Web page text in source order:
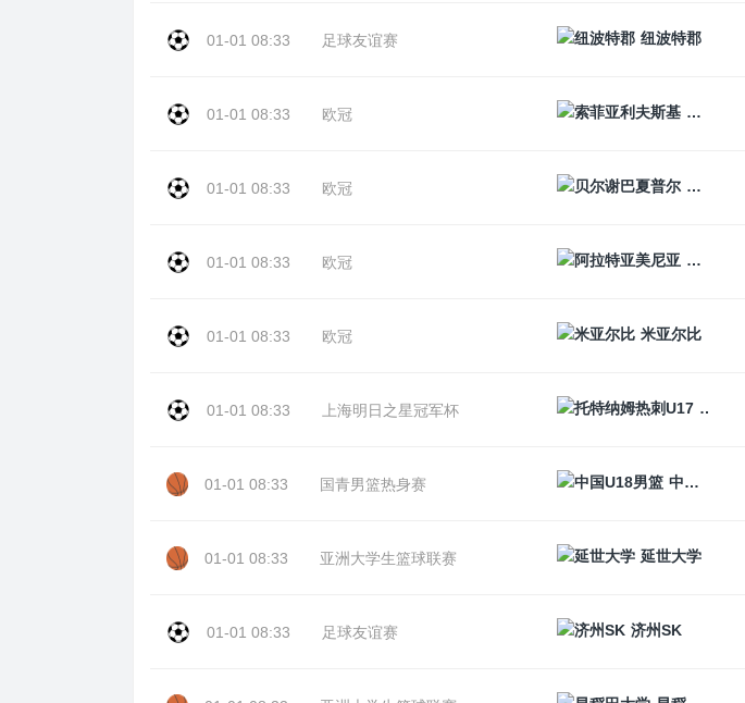
01-01 08:33 足球友谊赛 纽波特郡
01-01 08:33 欧冠 索菲亚
01-01 08:33 欧冠 贝尔谢
01-01 08:33 欧冠 阿拉特
01-01 08:33 欧冠 米亚尔比
01-01 08:33 上海明日之星冠军杯 托特
01-01 08:33 国青男篮热身赛 中国U18男篮
01-01 08:33 亚洲大学生篮球联赛 延世大学
01-01 08:33 足球友谊赛 济州SK